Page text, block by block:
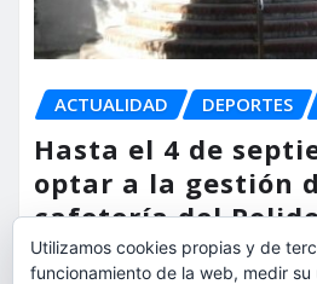
ACTUALIDAD DEPORTES
Hasta el 4 de
optar a la gestión
cafetería del
Anabel Medina de
Utilizamos cookies propias y de
funcionamiento de la web, medir su